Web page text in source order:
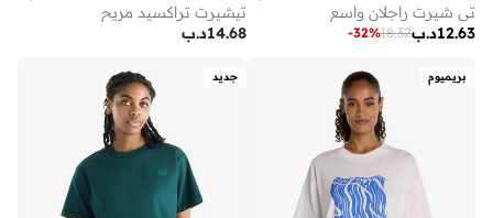
تي شيرت راجلان واسع
د.ب12.63
18.32
-32%
تيشيرت تراكسيد مريح
د.ب14.68
بريميوم جديد